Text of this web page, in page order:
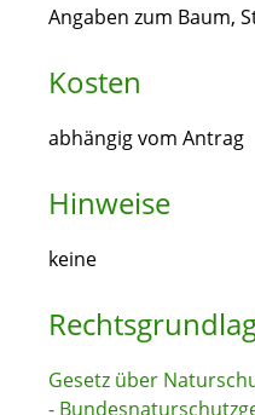
Angaben zum Baum,
Kosten
abhängig vom Antrag
Hinweise
keine
Gesetz über
-